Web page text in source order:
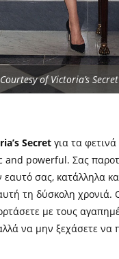
Courtesy of Victoria’s Secret
Secret για τα
and powerful. Σας
εαυτό σας, κατάλληλα
τη δύσκολη χρονιά.
με τους
να μην ξεχάσετε να